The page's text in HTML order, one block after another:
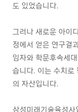
도 있었습니다.
그러나 새로운 아이
정에서 얻은 연구결
임자와 학문후속세
습니다. 이는 수치로
의 자산입니다.
삼성미래기술육성